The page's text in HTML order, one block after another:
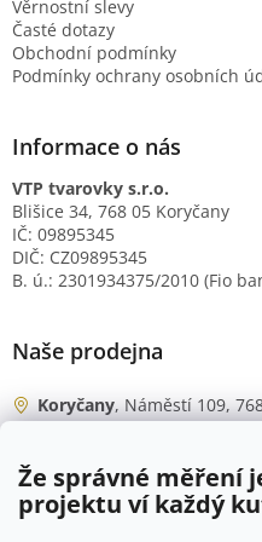
Že správné měření
projektu ví každý
Věrnostní slevy
Časté dotazy
Obchodní podmínky
Podmínky ochrany osobních
Informace o nás
VTP tvarovky s.r.o.
Blišice 34, 768 05 Koryčany
IČ: 09895345
DIČ: CZ09895345
B. ú.: 2301934375/2010 (Fio
Naše prodejna
Koryčany, Náměstí 109,
Po - Čt
06:00 - 07:00
07:30 - 15:30